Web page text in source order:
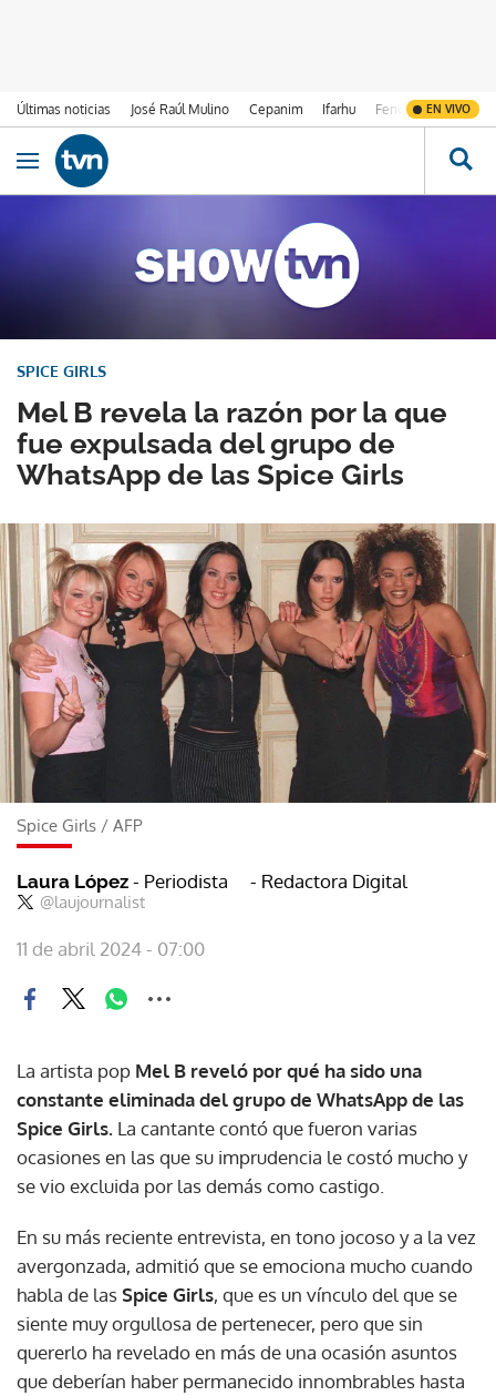
Últimas noticias José Raúl Mulino Cepanim Ifarhu Fenómeno de El
EN VIVO
Ir al contenido
Obrir navegació
Mel B revela la razón por la que
fue expulsada del grupo de
WhatsApp de las Spice Girls
SPICE GIRLS
Spice Girls / AFP
Laura López - Periodista
@laujournalist
- Redactora Digital
11 de abril 2024 - 07:00
La artista pop Mel B reveló por qué ha sido una
constante eliminada del grupo de WhatsApp de las
Spice Girls. La cantante contó que fueron varias
ocasiones en las que su imprudencia le costó mucho y
se vio excluida por las demás como castigo.
En su más reciente entrevista, en tono jocoso y a la vez
avergonzada, admitió que se emociona mucho cuando
habla de lasSpice Girls, que es un vínculo del que se
siente muy orgullosa de pertenecer, pero que sin
quererlo ha revelado en más de una ocasión asuntos
que deberían haber permanecido innombrables hasta